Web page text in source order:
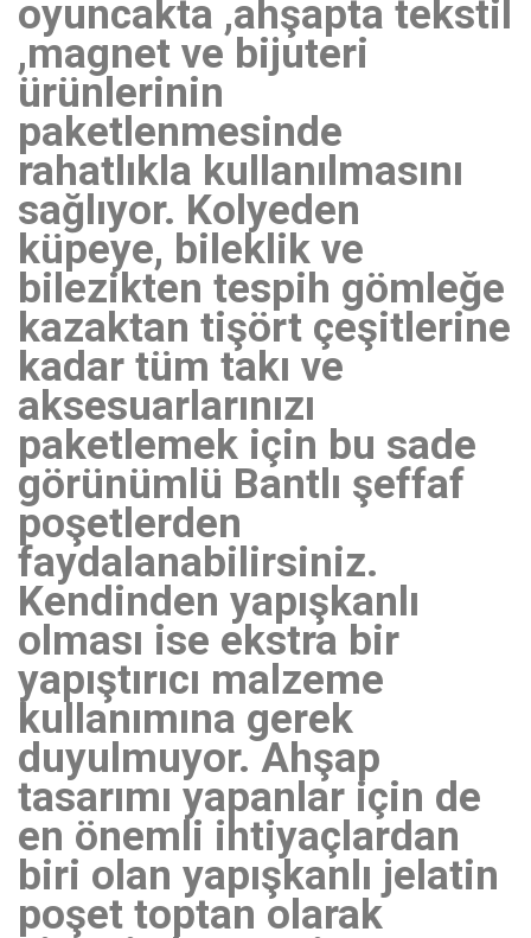
oyuncakta ,ahşapta tekstil
,magnet ve bijuteri
ürünlerinin
paketlenmesinde
rahatlıkla kullanılmasını
sağlıyor. Kolyeden
küpeye, bileklik ve
bilezikten tespih gömleğe
kazaktan tişört çeşitlerine
kadar tüm takı ve
aksesuarlarınızı
paketlemek için bu sade
görünümlü Bantlı şeffaf
poşetlerden
faydalanabilirsiniz.
Kendinden yapışkanlı
olması ise ekstra bir
yapıştırıcı malzeme
kullanımına gerek
duyulmuyor. Ahşap
tasarımı yapanlar için de
en önemli ihtiyaçlardan
biri olan yapışkanlı jelatin
poşet toptan olarak